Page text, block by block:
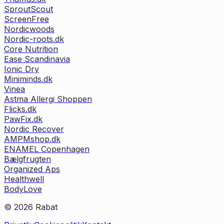
SproutScout
ScreenFree
Nordicwoods
Nordic-roots.dk
Core Nutrition
Ease Scandinavia
Ionic Dry
Miniminds.dk
Vinea
Astma Allergi Shoppen
Flicks.dk
PawFix.dk
Nordic Recover
AMPMshop.dk
ENAMEL Copenhagen
Bælgfrugten
Organized Aps
Healthwell
BodyLove
© 2026 Rabat